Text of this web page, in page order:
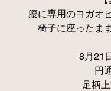
腰に専用のヨガオ
椅子に座ったま
8月21
円
足柄